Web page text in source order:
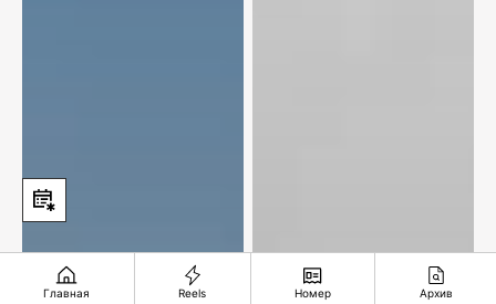
Главная Reels Номер Архив